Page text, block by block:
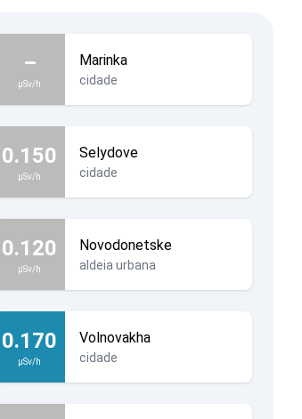
–
µSv/h
Marinka
cidade
0.150
µSv/h
Selydove
cidade
0.120
µSv/h
Novodonetske
aldeia urbana
0.170
µSv/h
Volnovakha
cidade